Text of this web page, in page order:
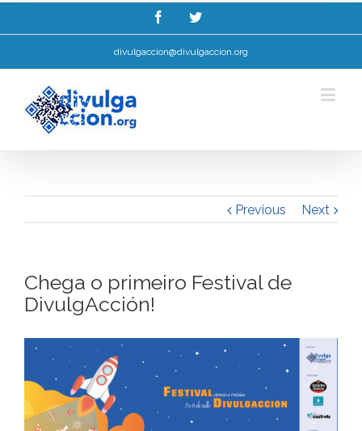
divulgaccion@divulgaccion.org
Previous Next
Chega o primeiro Festival de
DivulgAcción!
Esta web utiliza cookies para mellorar a súa experiencia de navegación.